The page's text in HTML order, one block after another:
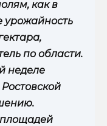
как в
урожайность
по области.
неделе